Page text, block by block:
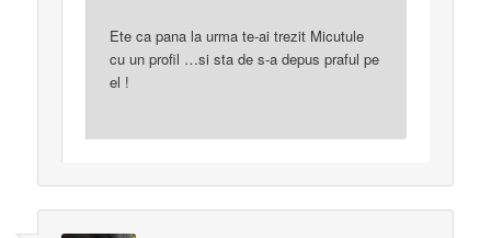
Ete ca pana la urma te-ai trezit Micutule
cu un profil …si sta de s-a depus praful pe
el !